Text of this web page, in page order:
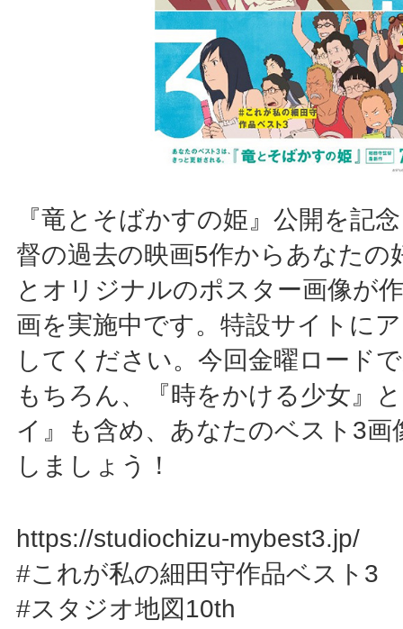
『竜とそばかすの姫』公開を記
督の過去の映画5作からあなたの
とオリジナルのポスター画像が
画を実施中です。特設サイトに
してください。今回金曜ロード
もちろん、『時をかける少女』
イ』も含め、あなたのベスト3画
しましょう！
https://studiochizu-mybest3.jp/
#これが私の細田守作品ベスト3
#スタジオ地図10th